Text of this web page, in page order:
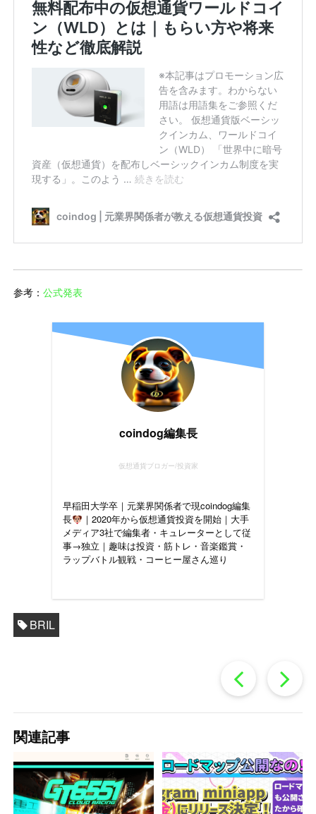
参考：公式発表
coindog編集長
仮想通貨ブロガー/投資家
早稲田大学卒｜元業界関係者で現coindog編集
長
｜2020年から仮想通貨投資を開始｜大手
メディア3社で編集者・キュレーターとして従
事→独立｜趣味は投資・筋トレ・音楽鑑賞・
ラップバトル観戦・コーヒー屋さん巡り
BRIL
過
去
の
関連記事